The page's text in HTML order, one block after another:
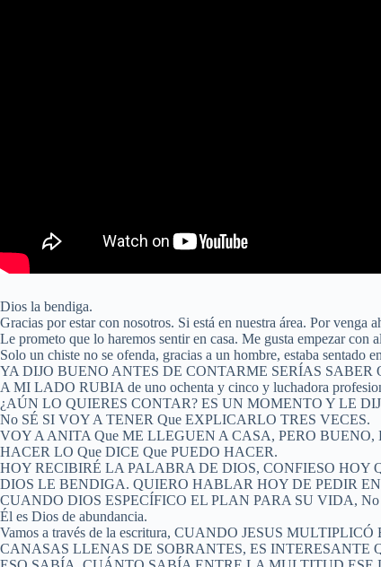
Dios la bendiga.
Gracias por estar con nosotros. Si está en nuestra área. Por venga
Le prometo que lo haremos sentir en casa. Me gusta empezar con
Solo un chiste no se ofenda, gracias a un hombre, estaba sentado
YA DIJO BUENO ANTES DE CONTARME SERÍAS SABER
A MI LADO RUBIA de uno ochenta y cinco y luchadora
¿AÚN LO QUIERES CONTAR? ES UN MOMENTO Y LE
No SÉ SI VOY A TENER Que EXPLICARLO TRES VECES.
VOY A ANITA Que ME LLEGUEN A CASA, PERO
HACER LO Que DICE Que PUEDO HACER.
HOY RECIBIRÉ LA PALABRA DE DIOS, CONFIESO HOY
DIOS LE BENDIGA. QUIERO HABLAR HOY DE PEDIR
CUANDO DIOS ESPECÍFICO EL PLAN PARA SU VIDA, No
Él es Dios de abundancia.
Vamos a través de la escritura, CUANDO JESUS
CANASAS LLENAS DE SOBRANTES, ES INTERESANTE